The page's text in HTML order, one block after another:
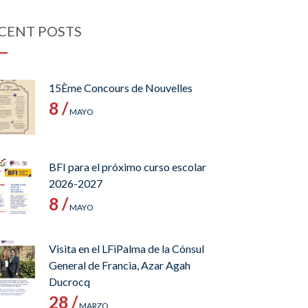
POSTS
15Ème Concours de Nouvelles
8 /MAYO
BFI para el próximo curso escolar
2026-2027
8 /MAYO
Visita en el LFiPalma de la Cónsul
General de Francia, Azar Agah
Ducrocq
28 /MARZO